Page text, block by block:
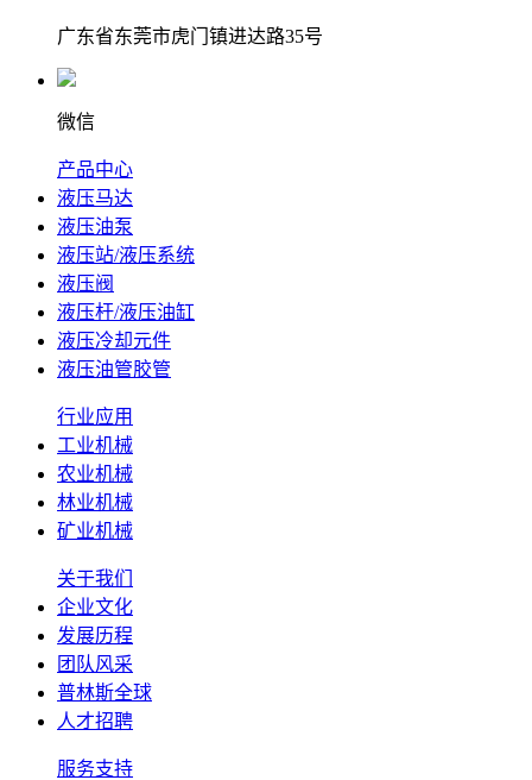
广东省东莞市虎门镇进达路35号
微信
产品中心
液压马达
液压油泵
液压站/液压系统
液压阀
液压杆/液压油缸
液压冷却元件
液压油管胶管
行业应用
工业机械
农业机械
林业机械
矿业机械
关于我们
企业文化
发展历程
团队风采
普林斯全球
人才招聘
服务支持